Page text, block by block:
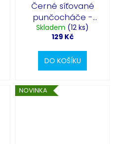
Černé síťované
punčocháče -
dýně
Skladem (12 ks)
129 Kč
DO KOŠÍKU
NOVINKA